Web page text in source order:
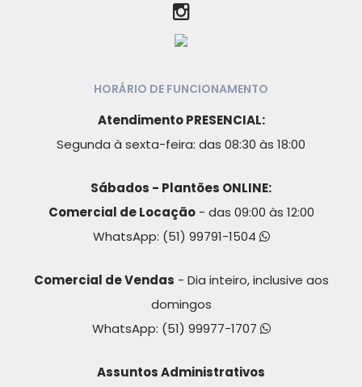
HORÁRIO DE FUNCIONAMENTO
Atendimento PRESENCIAL:
Segunda à sexta-feira: das 08:30 às 18:00
Sábados - Plantões ONLINE:
Comercial de Locação- das 09:00 às 12:00
WhatsApp: (51) 99791-1504
Comercial de Vendas - Dia inteiro, inclusive aos
domingos
WhatsApp: (51) 99977-1707
Assuntos Administrativos